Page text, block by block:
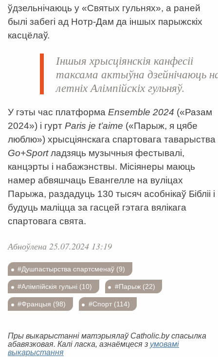
ўдзельнічаюць у «Святых гульнях», а раней
былі забегі ад Нотр-Дам да іншых парыжскіх
касцёлаў.
Іншыя хрысціянскія канфесіі
таксама актыўна дзейнічаюць
летніх Алімпійскіх гульняў.
У гэты час платформа Ensemble 2024 («Разам
2024») і гурт Paris je t’aime («Парыж, я цябе
люблю») хрысціянскага спартовага таварыства
Go+Sportладзяць музычныя фестывалі,
канцэрты і набажэнствы. Місіянеры маюць
намер абвяшчаць Евангелле на вуліцах
Парыжа, раздадуць 130 тысяч асобнікаў Бібліі і
будуць маліцца за гасцей гэтага вялікага
спартовага свята.
Абноўлена 25.07.2024 13:19
#Душпастырства спартсменаў (9)
#Алімпійскія гульні (10) #Парыж (22)
#Францыя (98) #Спорт (114)
Пры выкарыстанні матэрыялаў Catholic.by спасылка
абавязковая. Калі ласка, азнаёмцеся з умовамі
выкарыстання